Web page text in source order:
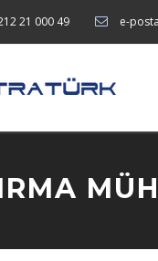
21 000 49 e-